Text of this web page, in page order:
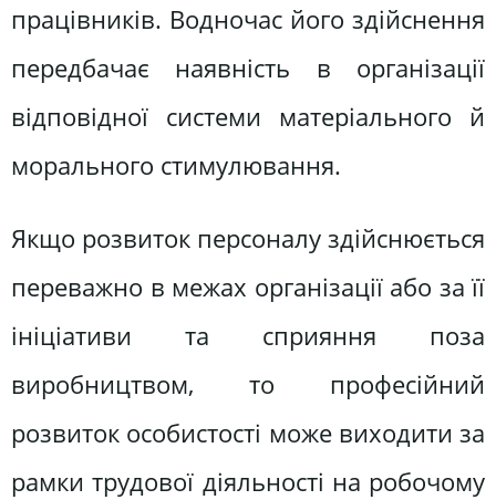
працівників. Водночас його здійснення
передбачає наявність в організації
відповідної системи матеріального й
морального стимулювання.
Якщо розвиток персоналу здійснюється
переважно в межах організації або за її
ініціативи та сприяння поза
виробництвом, то професійний
розвиток особистості може виходити за
рамки трудової діяльності на робочому